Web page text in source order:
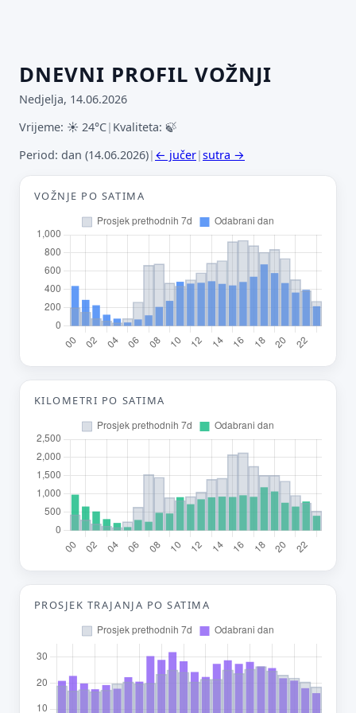
DNEVNI PROFIL VOŽNJI
Nedjelja, 14.06.2026
Vrijeme: ☀ 24°C| Kvaliteta: 🍃
Period: dan (14.06.2026)| ← jučer|sutra →
VOŽNJE PO SATIMA
KILOMETRI PO SATIMA
PROSJEK TRAJANJA PO SATIMA
Predloži poboljšanje ove stranice
Što bi ti ovdje bilo korisno? Koje pitanje želiš da ova
stranica može odgovoriti? (npr. “kada je
najpraznije?”, “što znači ovaj skok?”, “što još
usporediti?”)
Vrsta poruke
Povratna informacija
Prijava problema
Tvoj prijedlog
E-mail (opcionalno)
Ne moraš upisati e-mail — prijedlog možeš poslati i anonimno.
Odustani Pošalji